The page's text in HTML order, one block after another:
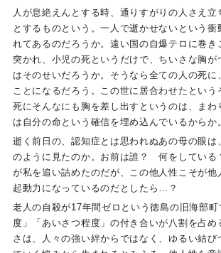
人が息絶えんとする時、通りすがりの人さえ立
とするものという。一人で逝かせないという衝
れてあるのだろうか。遠い国の自爆テロに巻き
突かれ、小児の死というだけで、ちいさな胸が
はそのせいだろうか。そうなら全ての人の死に
ことになるだろう。この世に居合わせたという
死にそんなにも胸を差し出すというのは、まわ
は自分の命という確信を埋め込んでいるからか。
逝く前日の、認知症とは思われぬあの母の眼は
のように見たのか。お前は誰？ 何をしてい
が私を追い詰めたのだが、この他人性こそが他
起動力になっているのだとしたら…？
老人の自殺が17年間ゼロという徳島の旧海部
度」「あいさつ程度」の付き合いが八割を占め
さは、人々の強い絆からではなく、ゆるい結び